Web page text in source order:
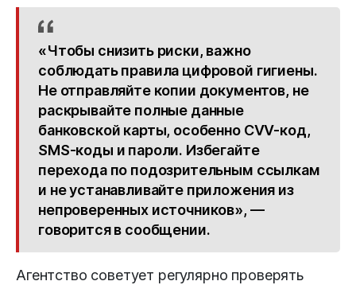
«Чтобы снизить риски, важно
соблюдать правила цифровой гигиены.
Не отправляйте копии документов, не
раскрывайте полные данные
банковской карты, особенно CVV-код,
SMS-коды и пароли. Избегайте
перехода по подозрительным ссылкам
и не устанавливайте приложения из
непроверенных источников», —
говорится в сообщении.
Агентство советует регулярно проверять